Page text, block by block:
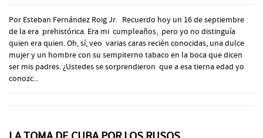
Por Esteban Fernández Roig Jr. Recuerdo hoy un 16 de septiembre
de la era prehistórica. Era mi cumpleaños, pero yo no distinguía
quien era quien. Oh, sí, veo varias caras recién conocidas, una dulce
mujer y un hombre con su sempiterno tabaco en la boca que dicen
ser mis padres. ¿Ustedes se sorprendieron que a esa tierna edad yo
conozc...